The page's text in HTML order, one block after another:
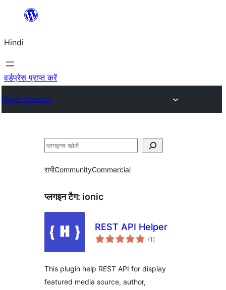
सामग्री
जाएं
Hindi
वर्डप्रेस प्राप्त करें
Plugin Directory
खोजें
सभीCommunityCommercial
प्लगइन टैग: ionic
REST API Helper
(1 कुल
दर)
This plugin help REST API for display
featured media source, author,